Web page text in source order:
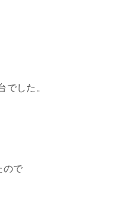
でした。
ので